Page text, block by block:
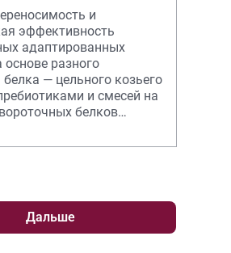
и
эффективность
адаптированных
разного
белка — цельного козьего
и смесей на
белков
первого
Дальше